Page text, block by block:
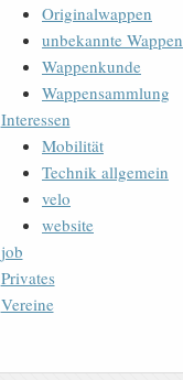
Originalwappen
unbekannte Wappen
Wappenkunde
Wappensammlung
Interessen
Mobilität
Technik allgemein
velo
website
job
Privates
Vereine